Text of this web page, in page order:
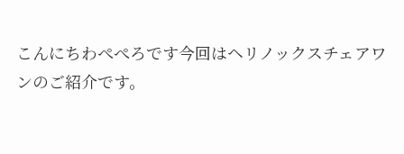
こんにちわぺぺろです今回はヘリノックスチェアワ
ンのご紹介です。